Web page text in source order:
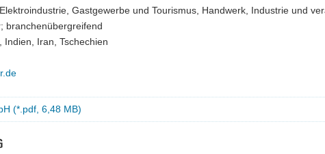
Gastgewerbe und Tourismus, Handwerk, Industrie und
branchenübergreifend
Indien, Iran, Tschechien
(*.pdf, 6,48 MB)